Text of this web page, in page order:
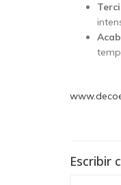
Escribir